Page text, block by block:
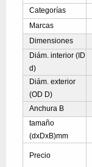
Categorías
Marcas
Dimensiones
Diám. interior (ID
d)
Diám. exterior
(OD D)
Anchura B
tamaño
(dxDxB)mm
Precio